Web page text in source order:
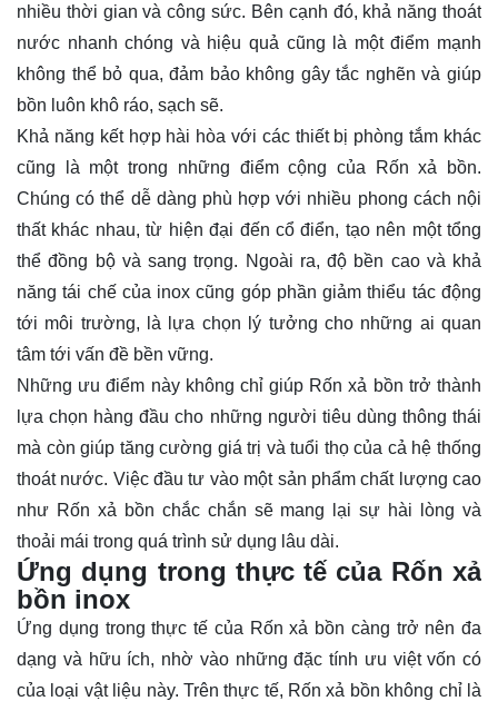
nhiều thời gian và công sức. Bên cạnh đó, khả năng thoát
nước nhanh chóng và hiệu quả cũng là một điểm mạnh
không thể bỏ qua, đảm bảo không gây tắc nghẽn và giúp
bồn luôn khô ráo, sạch sẽ.
Khả năng kết hợp hài hòa với các thiết bị phòng tắm khác
cũng là một trong những điểm cộng của Rốn xả bồn.
Chúng có thể dễ dàng phù hợp với nhiều phong cách nội
thất khác nhau, từ hiện đại đến cổ điển, tạo nên một tổng
thể đồng bộ và sang trọng. Ngoài ra, độ bền cao và khả
năng tái chế của inox cũng góp phần giảm thiểu tác động
tới môi trường, là lựa chọn lý tưởng cho những ai quan
tâm tới vấn đề bền vững.
Những ưu điểm này không chỉ giúp Rốn xả bồn trở thành
lựa chọn hàng đầu cho những người tiêu dùng thông thái
mà còn giúp tăng cường giá trị và tuổi thọ của cả hệ thống
thoát nước. Việc đầu tư vào một sản phẩm chất lượng cao
như Rốn xả bồn chắc chắn sẽ mang lại sự hài lòng và
thoải mái trong quá trình sử dụng lâu dài.
Ứng dụng trong thực tế của Rốn xả
bồn inox
Ứng dụng trong thực tế của Rốn xả bồn càng trở nên đa
dạng và hữu ích, nhờ vào những đặc tính ưu việt vốn có
của loại vật liệu này. Trên thực tế, Rốn xả bồn không chỉ là